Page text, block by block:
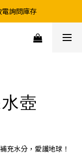
運優惠
詢問庫存
優惠
壺
充水分，愛護地球！